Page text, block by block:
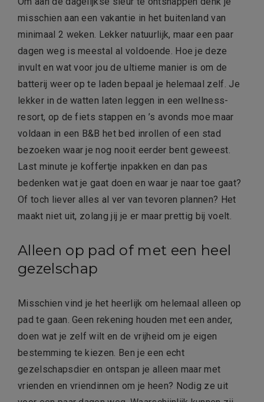
misschien aan een vakantie in het buitenland van
minimaal 2 weken. Lekker natuurlijk, maar een paar
dagen weg is meestal al voldoende. Hoe je deze
invult en wat voor jou de ultieme manier is om de
batterij weer op te laden bepaal je helemaal zelf. Je
lekker in de watten laten leggen in een wellness-
resort, op de fiets stappen en ’s avonds moe maar
voldaan in een B&B het bed inrollen of een stad
bezoeken waar je nog nooit eerder bent geweest.
Last minute je koffertje inpakken en dan pas
bedenken wat je gaat doen en waar je naar toe gaat?
Of toch liever alles al ver van tevoren plannen? Het
maakt niet uit, zolang jij je er maar prettig bij voelt.
Alleen op pad of met een heel
gezelschap
Misschien vind je het heerlijk om helemaal alleen op
pad te gaan. Geen rekening houden met een ander,
doen wat je zelf wilt en de vrijheid om je eigen
bestemming te kiezen. Ben je een echt
gezelschapsdier en ontspan je alleen maar met
vrienden en vriendinnen om je heen? Nodig ze uit